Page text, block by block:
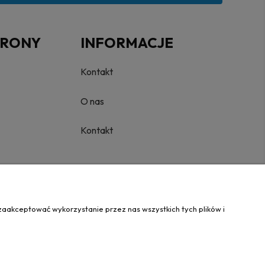
INFORMACJE
Kontakt
O nas
Kontakt
wykorzystanie przez nas wszystkich tych plików i